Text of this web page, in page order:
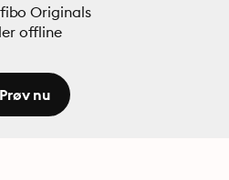
Originals
offline
Prøv nu